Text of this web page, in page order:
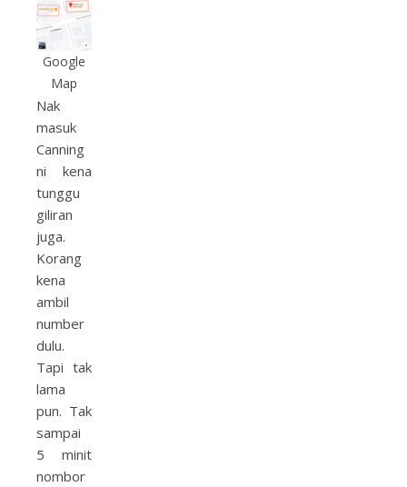
Google
Map
Nak
masuk
Canning
ni kena
tunggu
giliran
juga.
Korang
kena
ambil
number
dulu.
Tapi tak
lama
pun. Tak
sampai
5 minit
nombor